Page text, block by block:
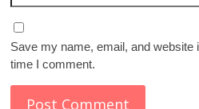
Save my name, email, and website
time I comment.